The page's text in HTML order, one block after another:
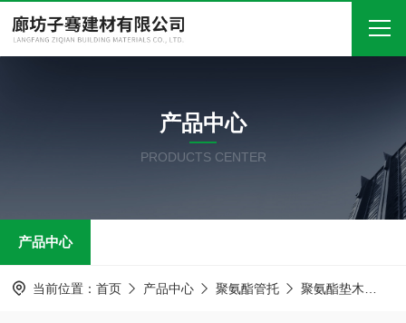
关于我们
产品中心
在线留言
产品中心
PRODUCTS CENTER
产品中心
当前位置： 首页 产品中心 聚氨酯管托 聚氨酯垫木